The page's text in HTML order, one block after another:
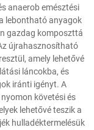
anaerob emésztési
lebontható anyagok
gazdag komposzttá
újrahasznosítható
amely lehetővé
láncokba, és
iránti igényt. A
követési és
lehetővé teszik a
hulladéktermelésük